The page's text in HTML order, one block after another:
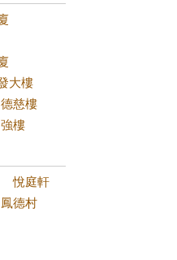
大樓
德慈樓
樓
悅庭軒
鳳德村